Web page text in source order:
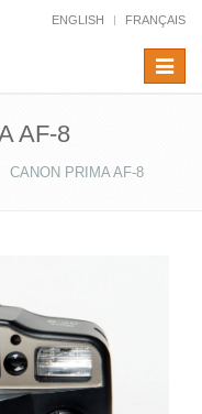
ENGLISH FRANÇAIS
Toggle
AF-8
CANON PRIMA AF-8